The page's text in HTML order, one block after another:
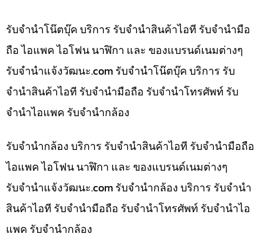
รับจำนำโน๊ตบุ๊ค บริการ รับจำนำสินค้าไอที รับจำนำมือ
ถือ ไอแพค ไอโฟน นาฬิกา และ ของแบรนด์เนมต่างๆ
รับจํานําแจ้งวัฒนะ.com รับจำนำโน๊ตบุ๊ค บริการ รับ
จำนำสินค้าไอที รับจำนำมือถือ รับจำนำโทรศัพท์ รับ
จำนำไอแพค รับจำนำกล้อง
รับจำนำกล้อง บริการ รับจำนำสินค้าไอที รับจำนำมือถือ
ไอแพค ไอโฟน นาฬิกา และ ของแบรนด์เนมต่างๆ
รับจํานําแจ้งวัฒนะ.com รับจำนำกล้อง บริการ รับจำนำ
สินค้าไอที รับจำนำมือถือ รับจำนำโทรศัพท์ รับจำนำไอ
แพค รับจำนำกล้อง